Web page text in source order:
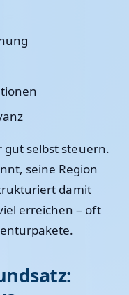
gut selbst steuern.
seine Region
damit
erreichen – oft